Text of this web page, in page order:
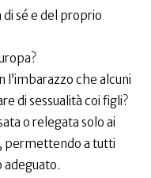
sé e del proprio
l’imbarazzo che alcuni
di sessualità coi figli?
o relegata solo ai
permettendo a tutti
adeguato.